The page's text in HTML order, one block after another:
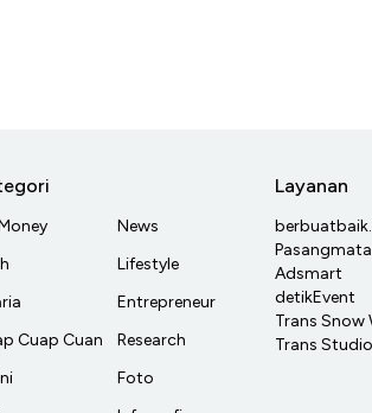
Cuap Cuan
News
Lifestyle
Entrepreneur
Research
Foto
Layanan
Pasangmata
Adsmart
detikEvent
Trans Snow
Trans Studio